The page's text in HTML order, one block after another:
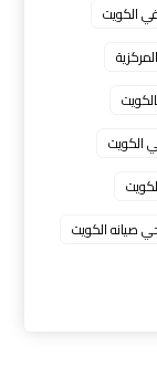
الكويت
الكويت
صيانه الكويت